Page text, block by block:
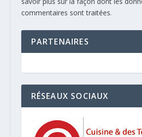
commentaires sont traitées.
PARTENAIRES
RÉSEAUX SOCIAUX